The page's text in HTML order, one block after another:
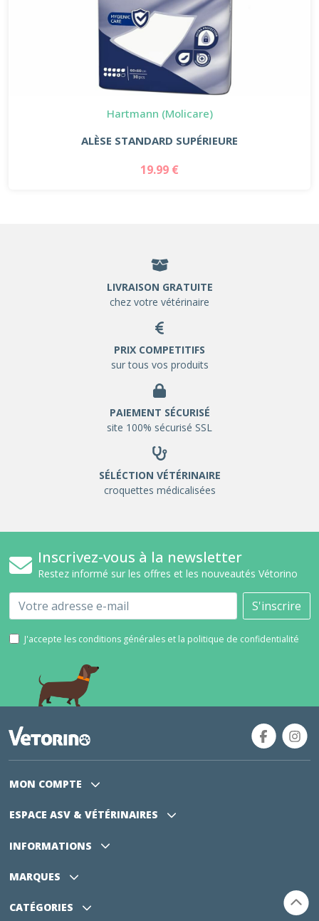
Hartmann (Molicare)
ALÈSE STANDARD SUPÉRIEURE
19.99 €
LIVRAISON GRATUITE
chez votre vétérinaire
PRIX COMPETITIFS
sur tous vos produits
PAIEMENT SÉCURISÉ
site 100% sécurisé SSL
SÉLÉCTION VÉTÉRINAIRE
croquettes médicalisées
Inscrivez-vous à la newsletter
Restez informé sur les offres et les nouveautés Vétorino
Email S'inscrire
J'accepte les conditions générales et la politique de confidentialité
MON COMPTE
ESPACE ASV & VÉTÉRINAIRES
INFORMATIONS
MARQUES
CATÉGORIES